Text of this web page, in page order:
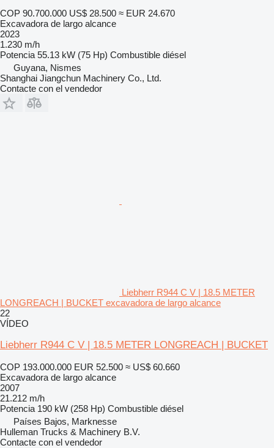
COP 90.700.000 US$ 28.500 ≈ EUR 24.670
Excavadora de largo alcance
2023
1.230 m/h
Potencia 55.13 kW (75 Hp) Combustible diésel
Guyana, Nismes
Shanghai Jiangchun Machinery Co., Ltd.
Contacte con el vendedor
Liebherr R944 C V | 18.5 METER
LONGREACH | BUCKET excavadora de largo alcance
22
VÍDEO
Liebherr R944 C V | 18.5 METER LONGREACH | BUCKET
COP 193.000.000 EUR 52.500 ≈ US$ 60.660
Excavadora de largo alcance
2007
21.212 m/h
Potencia 190 kW (258 Hp) Combustible diésel
Países Bajos, Marknesse
Hulleman Trucks & Machinery B.V.
Contacte con el vendedor